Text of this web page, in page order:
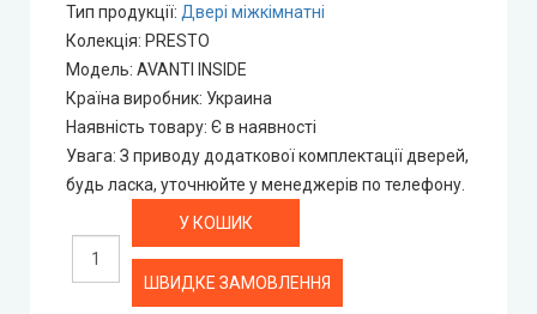
Контур
Danapris Doors (Данапріс Дорс)
DRUID (Друід)
City Line
Тип продукції: Двері міжкімнатні
Колекція: PRESTO
Модель: AVANTI INSIDE
Країна виробник: Украина
Наявність товару: Є в наявності
Увага: З приводу додаткової комплектації дверей,
будь ласка, уточнюйте у менеджерів по телефону.
ШВИДКЕ ЗАМОВЛЕННЯ